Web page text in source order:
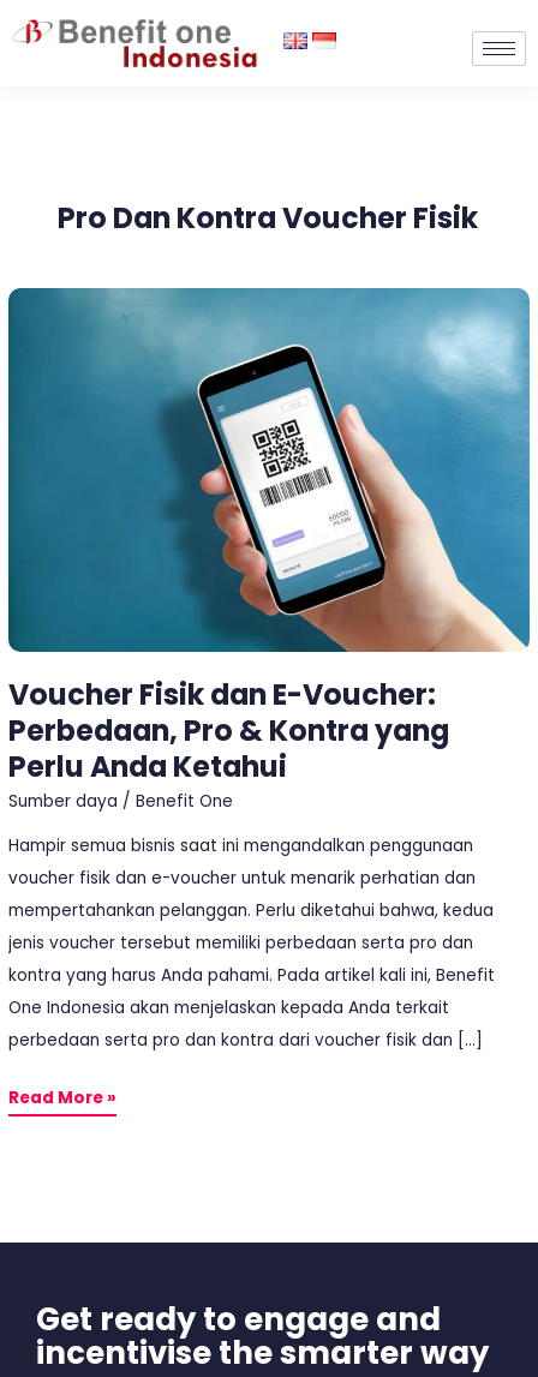
Lewati
ke
Pro Dan Kontra Voucher Fisik
Voucher Fisik dan E-Voucher:
Perbedaan, Pro & Kontra yang
Perlu Anda Ketahui
Sumber daya /Benefit One
Hampir semua bisnis saat ini mengandalkan penggunaan
voucher fisik dan e-voucher untuk menarik perhatian dan
mempertahankan pelanggan. Perlu diketahui bahwa, kedua
jenis voucher tersebut memiliki perbedaan serta pro dan
kontra yang harus Anda pahami. Pada artikel kali ini, Benefit
One Indonesia akan menjelaskan kepada Anda terkait
perbedaan serta pro dan kontra dari voucher fisik dan […]
Voucher
Ketahui
Read More »
Get ready to engage and
incentivise the smarter way